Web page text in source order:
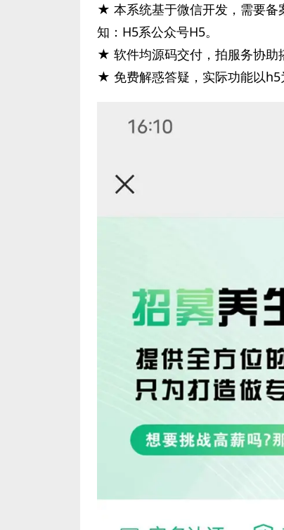
★ 本系统基于微信开发，需要备
知：H5系公众号H5。
★ 软件均源码交付，拍服务协助
★ 免费解惑答疑，实际功能以h5